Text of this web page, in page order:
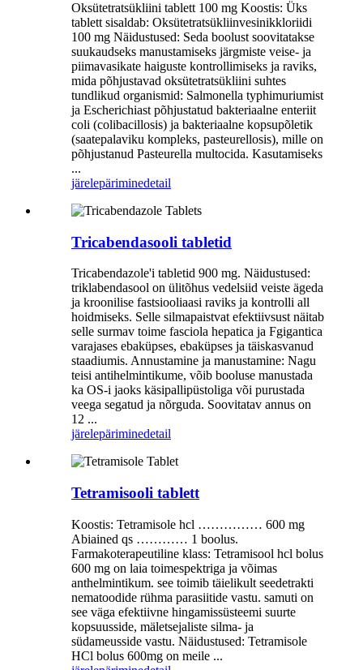
Oksütetratsükliini tablett 100 mg Koostis: Üks
tablett sisaldab: Oksütetratsükliinvesinikkloriidi
100 mg Näidustused: Seda boolust soovitatakse
suukaudseks manustamiseks järgmiste veise- ja
piimavasikate haiguste kontrollimiseks ja raviks,
mida põhjustavad oksütetratsükliini suhtes
tundlikud organismid: Salmonella typhimuriumist
ja Escherichiast põhjustatud bakteriaalne enteriit
coli (colibacillosis) ja bakteriaalne kopsupõletik
(saatepalaviku kompleks, pasteurellosis), mille on
põhjustanud Pasteurella multocida. Kasutamiseks
...
järelepäriminedetail
Tricabendasooli tabletid
Tricabendazole'i ​​tabletid 900 mg. Näidustused:
triklabendasool on ülitõhus vedelsiid veiste ägeda
ja kroonilise fastsiooliaasi raviks ja kontrolli all
hoidmiseks. Selle silmapaistvat efektiivsust näitab
selle surmav toime fasciola hepatica ja Fgigantica
varajases ebaküpses, ebaküpses ja täiskasvanud
staadiumis. Annustamine ja manustamine: Nagu
teisi antihelmintikume, võib booluse manustada
ka OS-i jaoks käsipallipüstoliga või purustada
veega segatud ja nõrguda. Soovitatav annus on
12 ...
järelepäriminedetail
Tetramisooli tablett
Koostis: Tetramisole hcl …………… 600 mg
Abiained qs ………… 1 boolus.
Farmakoterapeutiline klass: Tetramisool hcl bolus
600 mg on laia toimespektriga ja võimas
anthelmintikum. see toimib täielikult seedetrakti
nematoodide rühma parasiitide vastu. samuti on
see väga efektiivne hingamissüsteemi suurte
kopsuusside, mäletsejaliste silma- ja
südameusside vastu. Näidustused: Tetramisole
HCl bolus 600mg on meile ...